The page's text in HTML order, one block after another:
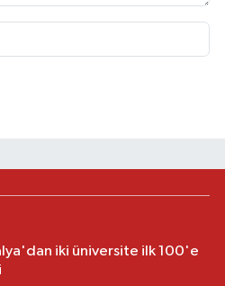
iki üniversite ilk 100'e